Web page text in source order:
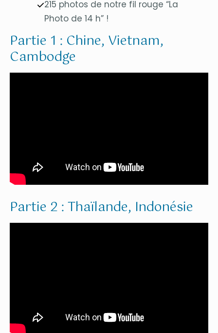
215 photos de notre fil rouge “La
Photo de 14 h” !
Partie 1 : Chine, Vietnam,
Cambodge
Partie 2 : Thaïlande, Indonésie